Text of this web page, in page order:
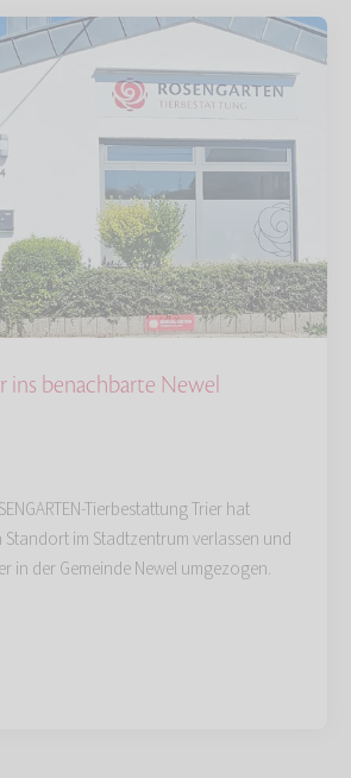
ins benachbarte Newel
Tierbestattung Trier hat
Standort im Stadtzentrum verlassen und
in der Gemeinde Newel umgezogen.